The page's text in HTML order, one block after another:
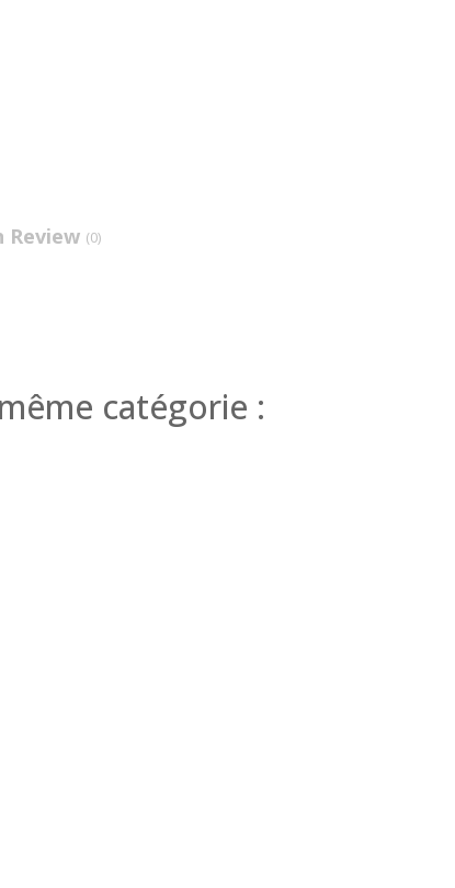
Review (0)
catégorie :